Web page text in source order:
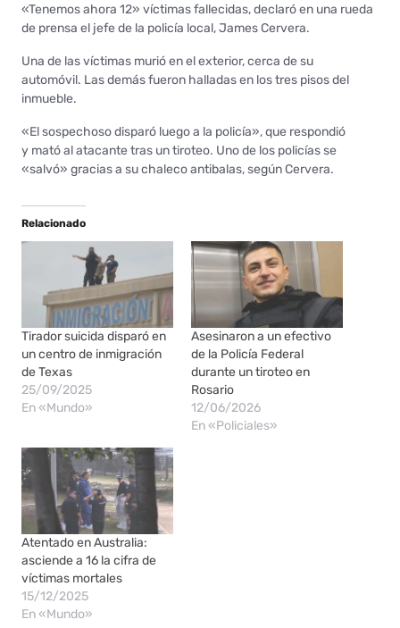
«Tenemos ahora 12» víctimas fallecidas, declaró en una rueda
de prensa el jefe de la policía local, James Cervera.
Una de las víctimas murió en el exterior, cerca de su
automóvil. Las demás fueron halladas en los tres pisos del
inmueble.
«El sospechoso disparó luego a la policía», que respondió
y mató al atacante tras un tiroteo. Uno de los policías se
«salvó» gracias a su chaleco antibalas, según Cervera.
Relacionado
Tirador suicida disparó en
un centro de inmigración
de Texas
25/09/2025
En «Mundo»
Asesinaron a un efectivo
de la Policía Federal
durante un tiroteo en
Rosario
12/06/2026
En «Policiales»
Atentado en Australia:
asciende a 16 la cifra de
víctimas mortales
15/12/2025
En «Mundo»